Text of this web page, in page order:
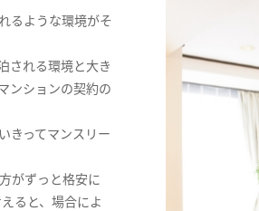
るような環境がそ
される環境と大き
ンションの契約の
きってマンスリー
がずっと格安に
ると、場合によ